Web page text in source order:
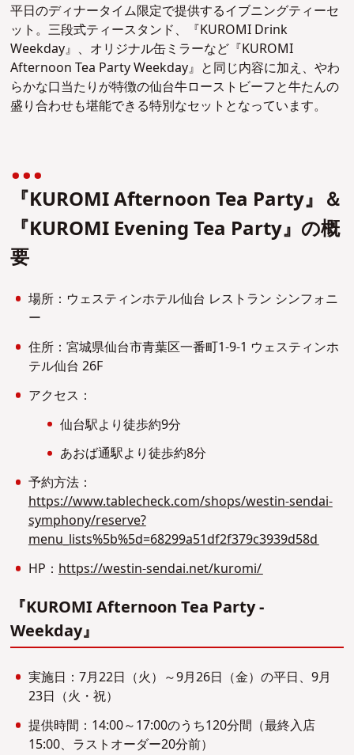
平日のディナータイム限定で提供するイブニングティーセ
ット。三段式ティースタンド、『KUROMI Drink
Weekday』、オリジナル缶ミラーなど『KUROMI
Afternoon Tea Party Weekday』と同じ内容に加え、やわ
らかな口当たりが特徴の仙台牛ローストビーフと牛たんの
盛り合わせも堪能できる特別なセットとなっています。
『KUROMI Afternoon Tea Party』＆
『KUROMI Evening Tea Party』の概
要
場所：ウェスティンホテル仙台 レストラン シンフォニ
ー
住所：宮城県仙台市青葉区一番町1-9-1 ウェスティンホ
テル仙台 26F
アクセス：
仙台駅より徒歩約9分
あおば通駅より徒歩約8分
予約方法：
https://www.tablecheck.com/shops/westin-sendai-
symphony/reserve?
menu_lists%5b%5d=68299a51df2f379c3939d58d
HP：https://westin-sendai.net/kuromi/
『KUROMI Afternoon Tea Party -
Weekday』
実施日：7月22日（火）～9月26日（金）の平日、9月
23日（火・祝）
提供時間：14:00～17:00のうち120分間（最終入店
15:00、ラストオーダー20分前）